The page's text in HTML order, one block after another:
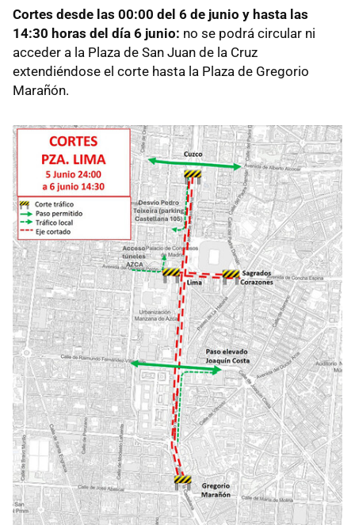
Cortes desde las 00:00 del 6 de junio y hasta las
14:30 horas del día 6 junio: no se podrá circular ni
acceder a la Plaza de San Juan de la Cruz
extendiéndose el corte hasta la Plaza de Gregorio
Marañón.